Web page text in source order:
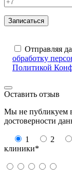
Отправляя
обработку
Политикой
Оставить отзыв
Мы не публикуем
достоверности
1 2
клиники*